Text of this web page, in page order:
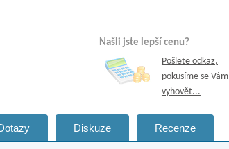
Našli jste lepší cenu?
Pošlete odkaz,
pokusíme se Vám
vyhovět...
Diskuze Recenze